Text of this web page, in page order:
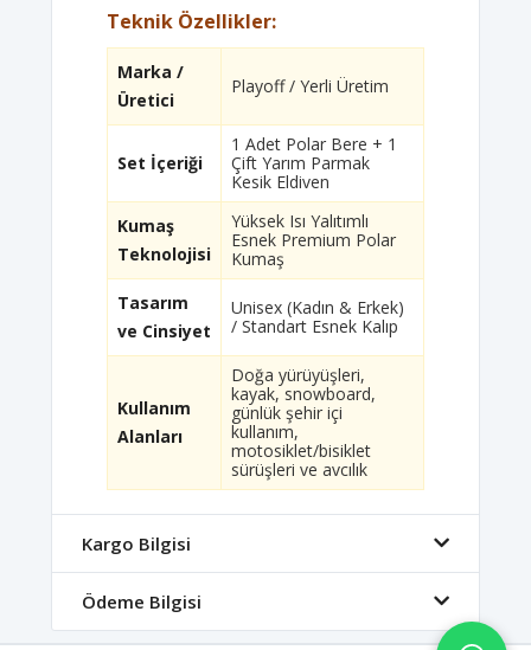
Teknik Özellikler:
Marka /
Üretici
Playoff / Yerli Üretim
Set İçeriği
1 Adet Polar Bere + 1
Çift Yarım Parmak
Kesik Eldiven
Kumaş
Teknolojisi
Yüksek Isı Yalıtımlı
Esnek Premium Polar
Kumaş
Tasarım
ve Cinsiyet
Unisex (Kadın & Erkek)
/ Standart Esnek Kalıp
Kullanım
Alanları
Doğa yürüyüşleri,
kayak, snowboard,
günlük şehir içi
kullanım,
motosiklet/bisiklet
sürüşleri ve avcılık
Kargo Bilgisi
Ödeme Bilgisi